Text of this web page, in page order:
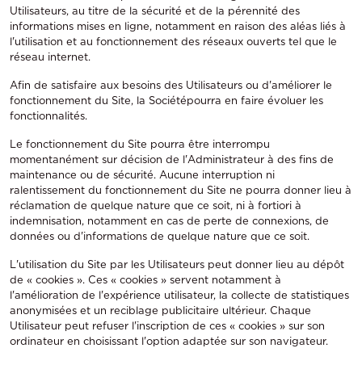
Utilisateurs, au titre de la sécurité et de la pérennité des
informations mises en ligne, notamment en raison des aléas liés à
l'utilisation et au fonctionnement des réseaux ouverts tel que le
réseau internet.
Afin de satisfaire aux besoins des Utilisateurs ou d'améliorer le
fonctionnement du Site, la Sociétépourra en faire évoluer les
fonctionnalités.
Le fonctionnement du Site pourra être interrompu
momentanément sur décision de l'Administrateur à des fins de
maintenance ou de sécurité. Aucune interruption ni
ralentissement du fonctionnement du Site ne pourra donner lieu à
réclamation de quelque nature que ce soit, ni à fortiori à
indemnisation, notamment en cas de perte de connexions, de
données ou d'informations de quelque nature que ce soit.
L'utilisation du Site par les Utilisateurs peut donner lieu au dépôt
de « cookies ». Ces « cookies » servent notamment à
l'amélioration de l'expérience utilisateur, la collecte de statistiques
anonymisées et un reciblage publicitaire ultérieur. Chaque
Utilisateur peut refuser l'inscription de ces « cookies » sur son
ordinateur en choisissant l'option adaptée sur son navigateur.